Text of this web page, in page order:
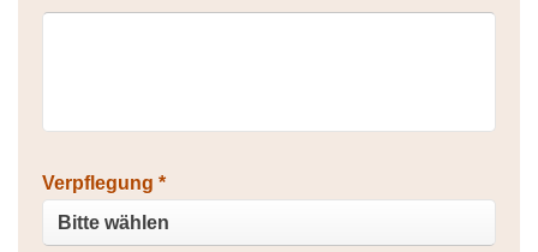
Verpflegung *